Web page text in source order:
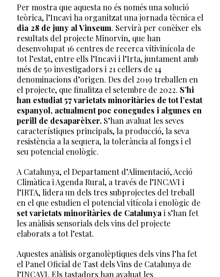
Per mostra que aquesta no és només una solució
teòrica, l’Incavi ha organitzat una jornada tècnica el
dia 28 de juny al Vinseum. Servirà per conèixer els
resultats del projecte Minorvin, que han
desenvolupat 16 centres de recerca vitivinícola de
tot l’estat, entre ells l’Incavi i l’Irta, juntament amb
més de 50 investigadors i 21 cellers de 14
denominacions d’origen. Des del 2019 treballen en
el projecte, que finalitza el setembre de 2022. S’hi
han estudiat 57 varietats minoritàries de tot l’estat
espanyol, actualment poc conegudes i algunes en
perill de desaparèixer.S’han avaluat les seves
característiques principals, la producció, la seva
resistència a la sequera, la tolerància al fongs i el
seu potencial enològic.
A Catalunya, el Departament d’Alimentació, Acció
Climàtica i Agenda Rural, a través de l’INCAVI i
l’IRTA, lidera un dels tres subprojectes del treball
en el que estudien el potencial vitícola i enològic de
set varietats minoritàries de Catalunya i s’han fet
les anàlisis sensorials dels vins del projecte
elaborats a tot l’estat.
Aquestes anàlisis organolèptiques dels vins l’ha fet
el Panel Oficial de Tast dels Vins de Catalunya de
l’INCAVI. Els tastadors han avaluat les